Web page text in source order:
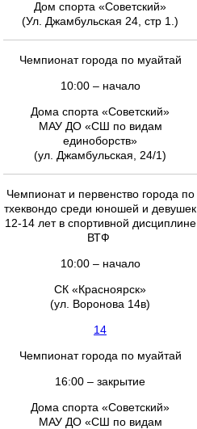
Дом спорта «Советский»
(Ул. Джамбульская 24, стр 1.)
Чемпионат города по муайтай
10:00 – начало
Дома спорта «Советский»
МАУ ДО «СШ по видам
единоборств»
(ул. Джамбульская, 24/1)
Чемпионат и первенство города по
тхеквондо среди юношей и девушек
12-14 лет в спортивной дисциплине
ВТФ
10:00 – начало
СК «Красноярск»
(ул. Воронова 14в)
14
Чемпионат города по муайтай
16:00 – закрытие
Дома спорта «Советский»
МАУ ДО «СШ по видам